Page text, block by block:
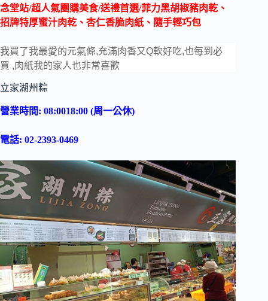
念堂站/超人氣團購美食/送禮首選/菲力黑胡椒豬肉乾、
招牌特厚蜜汁肉乾、杏仁香脆肉紙、隨手輕巧包
我買了我最愛的元氣條,充滿肉香又Q軟好吃,也每到必
買 ,肉紙我的家人也非常喜歡
立家湖州粽
營業時間: 08:0018:00 (周一公休)
電話: 02-2393-0469